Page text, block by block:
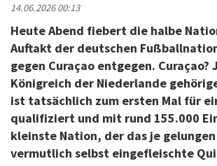
14.06.2026 00:13
Heute Abend fiebert die halbe
Auftakt der deutschen
gegen Curaçao entgegen. Curaçao?
Königreich der Niederlande
ist tatsächlich zum ersten Mal für
qualifiziert und mit rund 155.000
kleinste Nation, der das je
vermutlich selbst eingefleischte